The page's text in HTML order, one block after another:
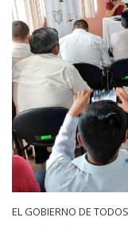
EL GOBIERNO DE